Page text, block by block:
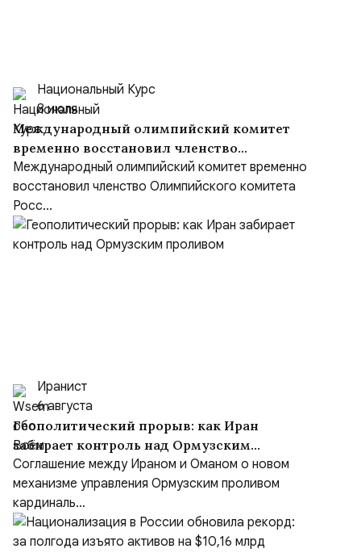
Национальный Курс
8 июля
Международный олимпийский комитет
временно восстановил членство
Олимпийского комитета России
Международный олимпийский комитет временно
восстановил членство Олимпийского комитета
Росс...
Иранист
6 августа
Геополитический прорыв: как Иран
забирает контроль над Ормузским
проливом
Соглашение между Ираном и Оманом о новом
механизме управления Ормузским проливом
кардиналь...